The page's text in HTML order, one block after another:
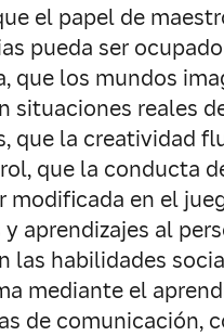
el papel de
pueda ser
que los mundos
situaciones reales
que la creatividad
que la conducta
modificada en el
y aprendizajes al
las habilidades
mediante el
de comunicación,